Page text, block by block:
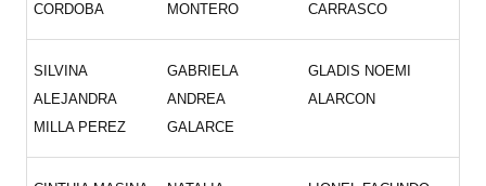
CORDOBA
MONTERO
CARRASCO
SILVINA
ALEJANDRA
MILLA PEREZ
GABRIELA
ANDREA
GALARCE
GLADIS NOEMI
ALARCON